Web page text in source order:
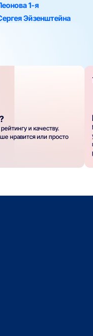
1-я
Эйзенштейна
и качеству.
нравится или просто